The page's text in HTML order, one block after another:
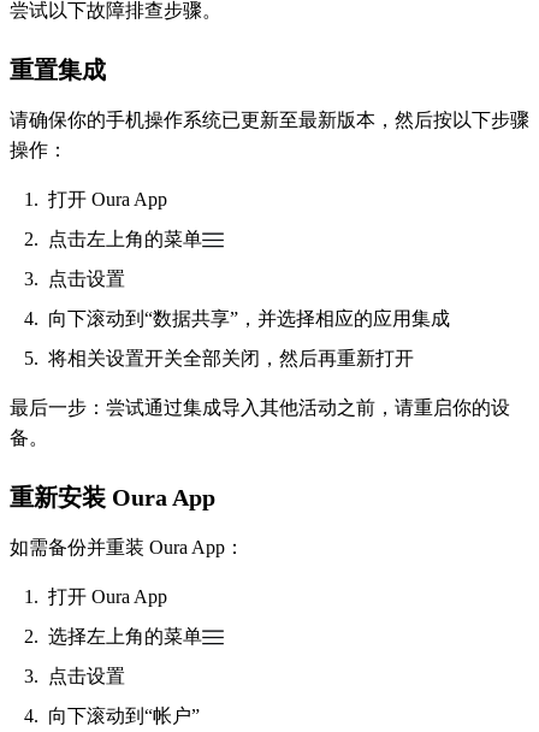
尝试以下故障排查步骤。
重置集成
请确保你的手机操作系统已更新至最新版本，然后按以下步骤
操作：
打开 Oura App
点击左上角的菜单
点击设置
向下滚动到“数据共享”，并选择相应的应用集成
将相关设置开关全部关闭，然后再重新打开
最后一步：尝试通过集成导入其他活动之前，请重启你的设
备。
重新安装 Oura App
如需备份并重装 Oura App：
打开 Oura App
选择左上角的菜单
点击设置
向下滚动到“帐户”